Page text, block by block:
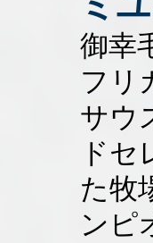
御幸
フリ
サウ
ド
た牧
ンピ